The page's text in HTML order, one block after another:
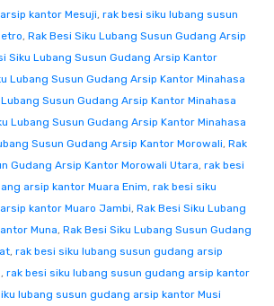
kantor Mesuji, rak besi siku lubang susun
, Rak Besi Siku Lubang Susun Gudang Arsip
Siku Lubang Susun Gudang Arsip Kantor
Lubang Susun Gudang Arsip Kantor Minahasa
Susun Gudang Arsip Kantor Minahasa
Lubang Susun Gudang Arsip Kantor Minahasa
Susun Gudang Arsip Kantor Morowali, Rak
Gudang Arsip Kantor Morowali Utara, rak besi
arsip kantor Muara Enim, rak besi siku
kantor Muaro Jambi, Rak Besi Siku Lubang
Muna, Rak Besi Siku Lubang Susun Gudang
, rak besi siku lubang susun gudang arsip
, rak besi siku lubang susun gudang arsip kantor
lubang susun gudang arsip kantor Musi